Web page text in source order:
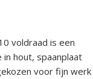
voldraad is een
hout, spaanplaat
voor fijn werk